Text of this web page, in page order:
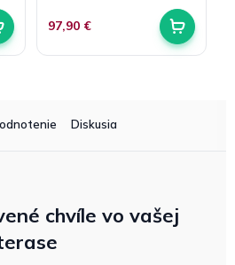
97,90 €
Diskusia
chvíle vo vašej